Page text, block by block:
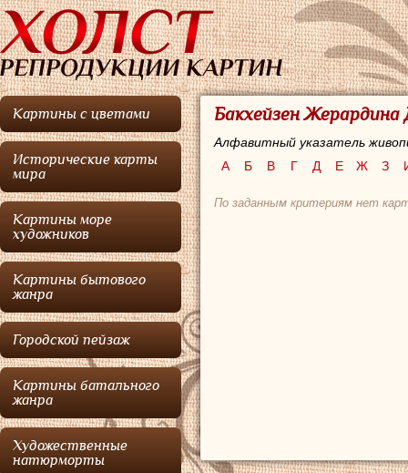
Картины с цветами
Исторические карты
мира
Картины море
художников
Картины бытового
жанра
Городской пейзаж
Картины батального
жанра
Художественные
натюрморты
Бакхейзен Жерардина
Алфавитный указатель
А
Б В Г Д Е Ж З
По заданным критериям нет